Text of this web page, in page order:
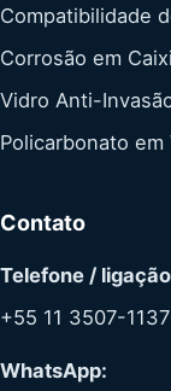
Compatibilidade
Corrosão em
Vidro Anti-
Policarbonato
Contato
Telefone /
+55 11 3507-1137
WhatsApp: